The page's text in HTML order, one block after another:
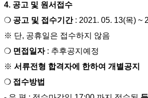
4. 공고 및 원서접수
❍ 공고 및 접수기간 : 2021. 05. 13(목) ~
※ 단, 공휴일은 접수하지 않음
❍ 면접일자 : 추후공지예정
※ 서류전형 합격자에 한하여 개별공지
❍ 접수방법